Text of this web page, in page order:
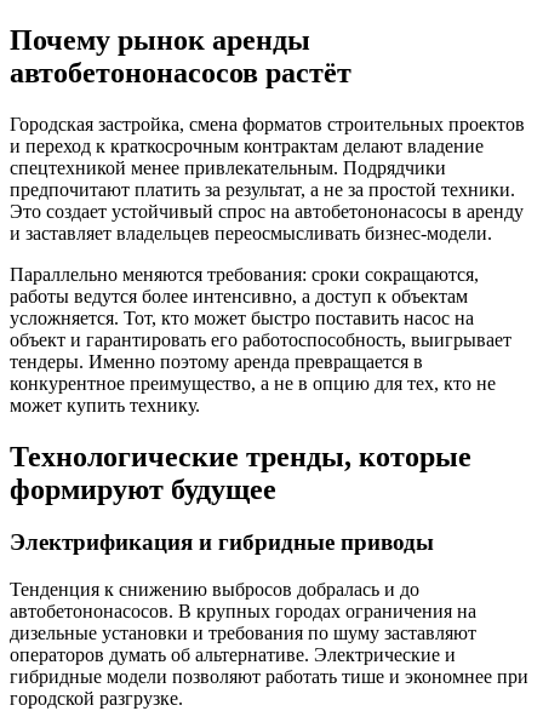
Почему рынок аренды
автобетононасосов растёт
Городская застройка, смена форматов строительных проектов
и переход к краткосрочным контрактам делают владение
спецтехникой менее привлекательным. Подрядчики
предпочитают платить за результат, а не за простой техники.
Это создает устойчивый спрос на автобетононасосы в аренду
и заставляет владельцев переосмысливать бизнес-модели.
Параллельно меняются требования: сроки сокращаются,
работы ведутся более интенсивно, а доступ к объектам
усложняется. Тот, кто может быстро поставить насос на
объект и гарантировать его работоспособность, выигрывает
тендеры. Именно поэтому аренда превращается в
конкурентное преимущество, а не в опцию для тех, кто не
может купить технику.
Технологические тренды, которые
формируют будущее
Электрификация и гибридные приводы
Тенденция к снижению выбросов добралась и до
автобетононасосов. В крупных городах ограничения на
дизельные установки и требования по шуму заставляют
операторов думать об альтернативе. Электрические и
гибридные модели позволяют работать тише и экономнее при
городской разгрузке.